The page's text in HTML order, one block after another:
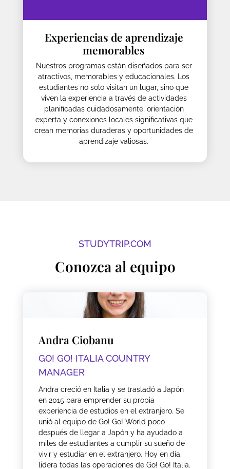
Experiencias de aprendizaje
memorables
Nuestros programas están diseñados para ser
atractivos, memorables y educacionales. Los
estudiantes no solo visitan un lugar, sino que
viven la experiencia a través de actividades
planificadas cuidadosamente, orientación
experta y conexiones locales significativas que
crean memorias duraderas y oportunidades de
aprendizaje valiosas.
STUDYTRIP.COM
Conozca al equipo
Andra Ciobanu
GO! GO! ITALIA COUNTRY
MANAGER
Andra creció en Italia y se trasladó a Japón
en 2015 para emprender su propia
experiencia de estudios en el extranjero. Se
unió al equipo de Go! Go! World poco
después de llegar a Japón y ha ayudado a
miles de estudiantes a cumplir su sueño de
vivir y estudiar en el extranjero. Hoy en día,
lidera todas las operaciones de Go! Go! Italia.